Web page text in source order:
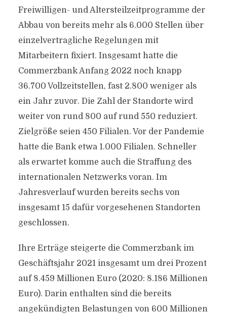
Freiwilligen- und Altersteilzeitprogramme der
Abbau von bereits mehr als 6.000 Stellen über
einzelvertragliche Regelungen mit
Mitarbeitern fixiert. Insgesamt hatte die
Commerzbank Anfang 2022 noch knapp
36.700 Vollzeitstellen, fast 2.800 weniger als
ein Jahr zuvor. Die Zahl der Standorte wird
weiter von rund 800 auf rund 550 reduziert.
Zielgröße seien 450 Filialen. Vor der Pandemie
hatte die Bank etwa 1.000 Filialen. Schneller
als erwartet komme auch die Straffung des
internationalen Netzwerks voran. Im
Jahresverlauf wurden bereits sechs von
insgesamt 15 dafür vorgesehenen Standorten
geschlossen.
Ihre Erträge steigerte die Commerzbank im
Geschäftsjahr 2021 insgesamt um drei Prozent
auf 8.459 Millionen Euro (2020: 8.186 Millionen
Euro). Darin enthalten sind die bereits
angekündigten Belastungen von 600 Millionen